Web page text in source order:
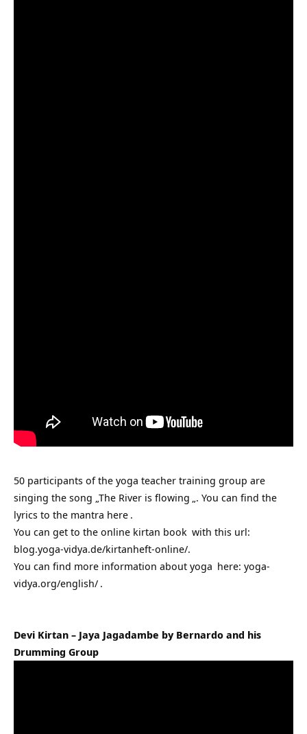
50 participants of the yoga teacher training group are
singing the song „The River is flowing „. You can find the
lyrics to the mantra here .
You can get to the online kirtan book with this url:
blog.yoga-vidya.de/kirtanheft-online/.
You can find more information about yoga here: yoga-
vidya.org/english/ .
Devi Kirtan – Jaya Jagadambe by Bernardo and his
Drumming Group